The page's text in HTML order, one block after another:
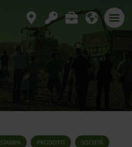
STAMPA PRODOTTI SOCIETÀ